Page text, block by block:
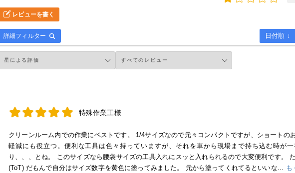
レビューを書く
詳細フィルター 日付順 ↓
特殊作業工様
クリーンルーム内での作業にベストです。 1/4サイズなので元々コンパクトですが、ショート
軽減にも役立つ。便利な工具は色々持っていますが、それを車から現場まで持ち込む時が
り、、、とね。 このサイズなら腰袋サイズの工具入れにスッと入れられるので大変便利です。
(ToT) だもんで自分はサイズ数字を黄色に塗ってみました。 元から塗ってくれてるといいな...
も